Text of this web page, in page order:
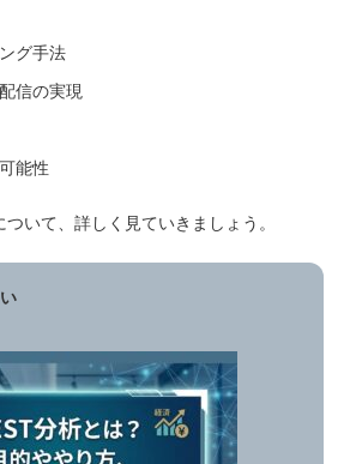
グ手法
信の実現
能性
いて、詳しく見ていきましょう。